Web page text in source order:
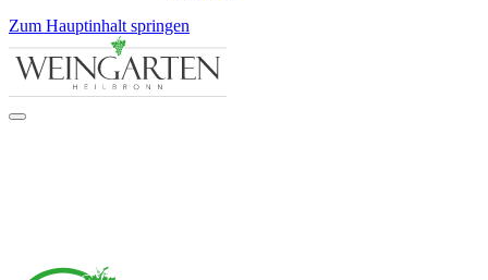
Zum Hauptinhalt springen